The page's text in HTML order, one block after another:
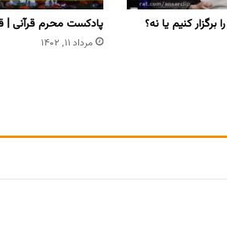
کنیم یا نه؟ پادکست محرم قرآنی |
مرداد ۱۱, ۱۴۰۲